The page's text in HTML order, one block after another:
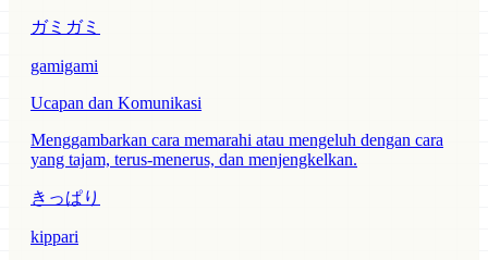
ガミガミ
gamigami
Ucapan dan Komunikasi
Menggambarkan cara memarahi atau mengeluh dengan cara
yang tajam, terus-menerus, dan menjengkelkan.
きっぱり
kippari